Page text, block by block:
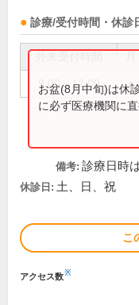
診療/受付時間・休診
9:00～12:00 ●
お盆(8月中旬)は休
に必ず医療機関に
備考: 診療日時
休診日: 土、日、祝
こ
アクセス数※